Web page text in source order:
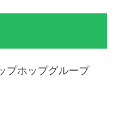
プホップグループ